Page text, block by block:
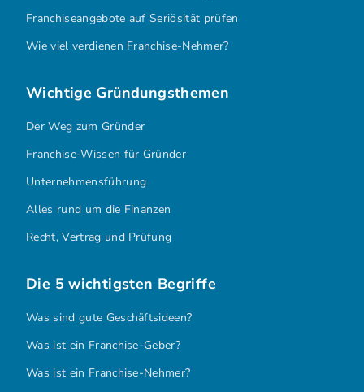
Franchiseangebote auf Seriösität prüfen
Wie viel verdienen Franchise-Nehmer?
Wichtige Gründungsthemen
Der Weg zum Gründer
Franchise-Wissen für Gründer
Unternehmensführung
Alles rund um die Finanzen
Recht, Vertrag und Prüfung
Die 5 wichtigsten Begriffe
Was sind gute Geschäftsideen?
Was ist ein Franchise-Geber?
Was ist ein Franchise-Nehmer?